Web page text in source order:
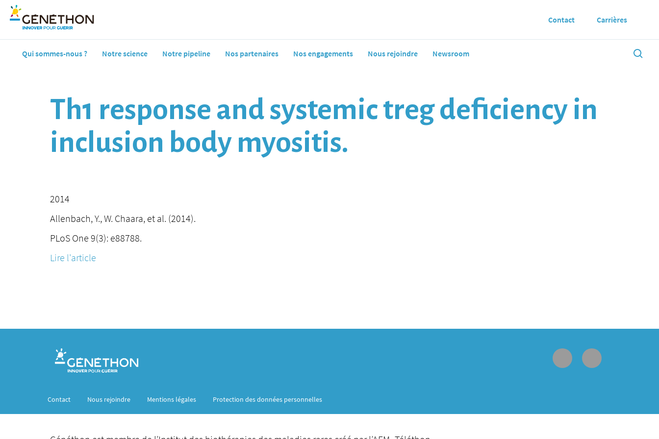
Qui sommes-nous ? Notre science Notre pipeline Nos partenaires Nos engagements Nous rejoindre Newsroom
Contact Carrières
Th1 response and systemic treg deficiency in
inclusion body myositis.
2014
Allenbach, Y., W. Chaara, et al. (2014).
PLoS One 9(3): e88788.
Lire l'article
Contact Nous rejoindre Mentions légales Protection des données personnelles